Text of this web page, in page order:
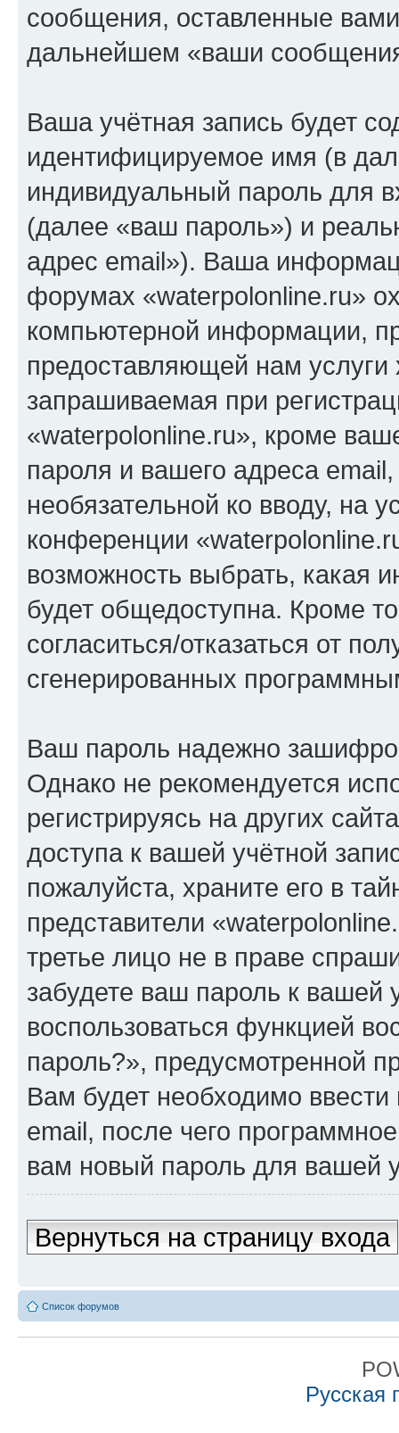
сообщения, оставленные
дальнейшем «ваши
Ваша учётная запись будет
идентифицируемое имя (в
индивидуальный пароль для
(далее «ваш пароль») и
адрес email»). Ваша
форумах «waterpolonline.ru»
компьютерной информации,
предоставляющей нам
запрашиваемая при
«waterpolonline.ru», кроме
пароля и вашего адреса
необязательной ко вводу, на
конференции
возможность выбрать, какая
будет общедоступна. Кроме
согласиться/отказаться от
сгенерированных
Ваш пароль надежно
Однако не рекомендуется
регистрируясь на других
доступа к вашей учётной
пожалуйста, храните его в
представители
третье лицо не в праве
забудете ваш пароль к вашей
воспользоваться функцией
пароль?», предусмотренной
Вам будет необходимо
email, после чего
вам новый пароль для вашей
Вернуться на страницу входа
Список форумов
Русская